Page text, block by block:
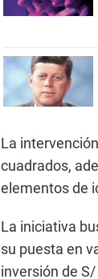
La
cuadrados,
elementos de
La iniciativa
su puesta en
inversión de